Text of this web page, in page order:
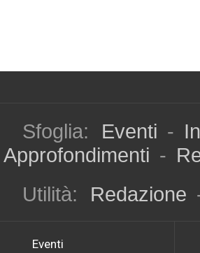
Sfoglia: Eventi -
Approfondimenti -
Utilità:
Redazione
Eventi